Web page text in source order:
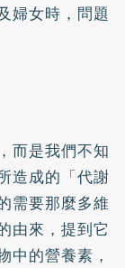
婦女時，問題
而是我們不知
造成的「代謝
需要那麼多維
由來，提到它
中的營養素，